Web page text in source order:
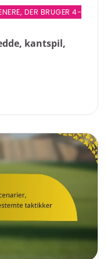
DER BRUGER 4-
kantspil,